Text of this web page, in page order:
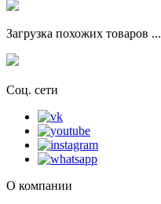
Загрузка похожих товаров ...
Соц. сети
О компании